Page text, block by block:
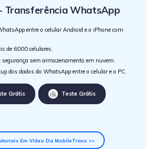
Transferência WhatsApp
entre o celular Android e o iPhone com
de 6000 celulares.
sem armazenamento em nuvem.
dos dados do WhatsApp entre o celular e o PC.
Grátis Teste Grátis
Em Vídeo Da MobileTrans >>